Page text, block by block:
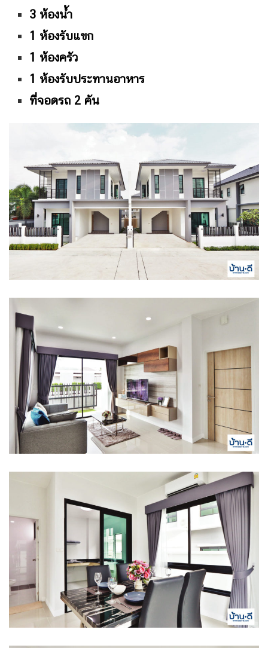
3 ห้องน้ำ
1 ห้องรับแขก
1 ห้องครัว
1 ห้องรับประทานอาหาร
ที่จอดรถ 2 คัน